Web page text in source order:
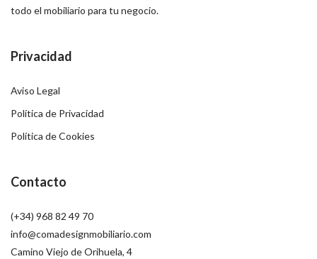
todo el mobiliario para tu negocio.
Privacidad
Aviso Legal
Política de Privacidad
Política de Cookies
Contacto
(+34) 968 82 49 70
info@comadesignmobiliario.com
Camino Viejo de Orihuela, 4